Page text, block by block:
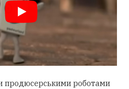
продюсерськими роботами